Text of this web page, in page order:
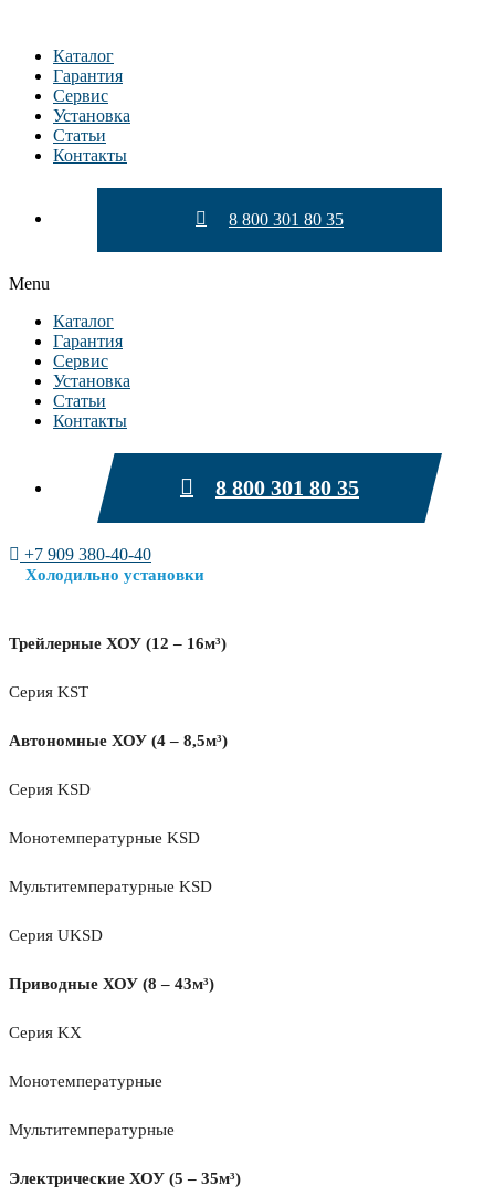
содержимому
Каталог
Гарантия
Сервис
Установка
Статьи
Контакты
8 800 301 80 35
Menu
Каталог
Гарантия
Сервис
Установка
Статьи
Контакты
8 800 301 80 35
+7 909 380-40-40
Холодильно установки
Трейлерные ХОУ (12 – 16м³)
Серия KST
Автономные ХОУ (4 – 8,5м³)
Серия KSD
Монотемпературные KSD
Мультитемпературные KSD
Серия UKSD
Приводные ХОУ (8 – 43м³)
Серия KX
Монотемпературные
Мультитемпературные
Электрические ХОУ (5 – 35м³)